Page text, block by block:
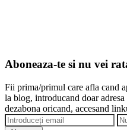
Aboneaza-te si nu vei
Fii prima/primul care afla cand
la blog, introducand doar
dezabona oricand, accesand